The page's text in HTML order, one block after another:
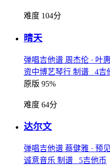
难度 104分
晴天
弹唱吉他谱 周杰伦 · 叶
资中博艺琴行 制谱 4吉
原版 95%
难度 64分
达尔文
弹唱吉他谱 蔡健雅 · 预
诚意音乐 制谱 5吉他币